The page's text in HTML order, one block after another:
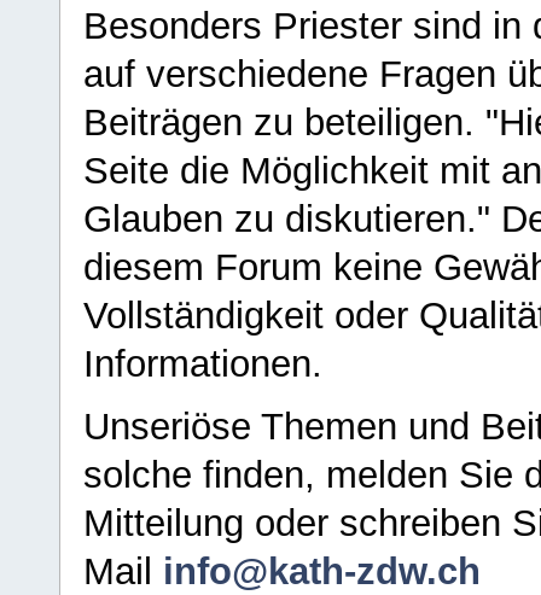
Besonders Priester sind in
auf verschiedene Fragen
Beiträgen zu beteiligen.
Seite die Möglichkeit mit
Glauben zu diskutieren."
diesem Forum keine
Vollständigkeit oder
Informationen.
Unseriöse Themen und
solche finden, melden Sie
Mitteilung oder schreiben
Mail info@kath-zdw.ch